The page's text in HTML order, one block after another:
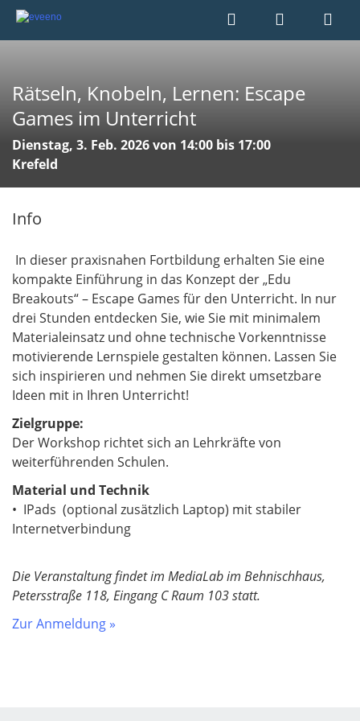
Rätseln, Knobeln, Lernen: Escape
Games im Unterricht
Dienstag, 3. Feb. 2026 von 14:00 bis 17:00
Krefeld
Info
In dieser praxisnahen Fortbildung erhalten Sie eine
kompakte Einführung in das Konzept der „Edu
Breakouts“ – Escape Games für den Unterricht. In nur
drei Stunden entdecken Sie, wie Sie mit minimalem
Materialeinsatz und ohne technische Vorkenntnisse
motivierende Lernspiele gestalten können. Lassen Sie
sich inspirieren und nehmen Sie direkt umsetzbare
Ideen mit in Ihren Unterricht!
Zielgruppe:
Der Workshop richtet sich an Lehrkräfte von
weiterführenden Schulen.
Material und Technik
• IPads (optional zusätzlich Laptop) mit stabiler
Internetverbindung
Die Veranstaltung findet im MediaLab im Behnischhaus,
Petersstraße 118, Eingang C Raum 103 statt.
Zur Anmeldung »